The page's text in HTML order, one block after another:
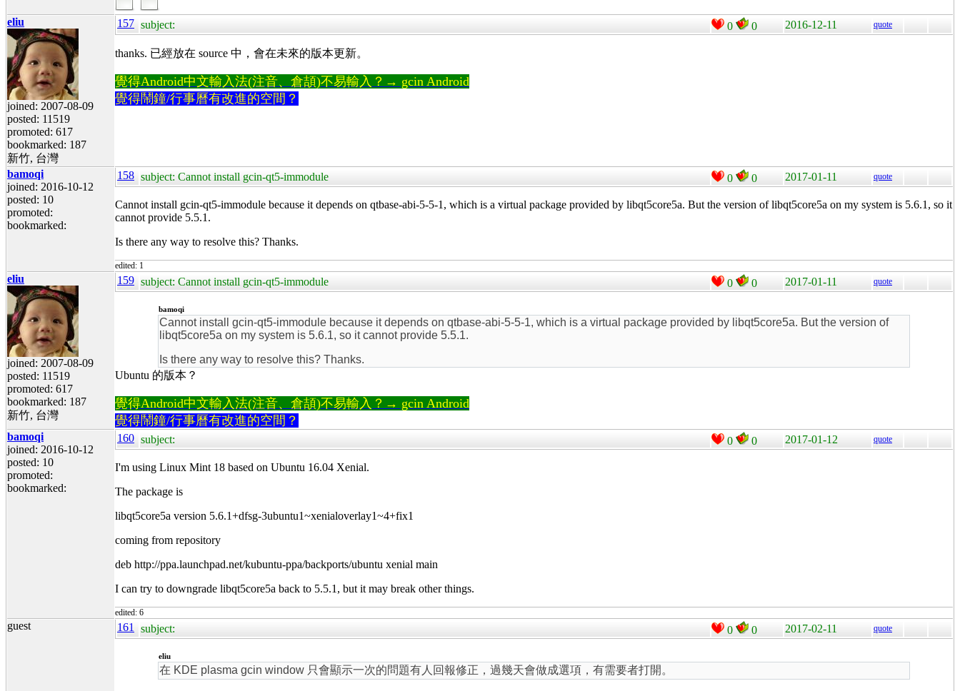
eliu
joined: 2007-08-09
posted: 11519
promoted: 617
bookmarked: 187
新竹, 台灣
157 subject: 0 0 2016-12-11 quote
thanks. 已經放在 source 中，會在未來的版本更新。
覺得Android中文輸入法(注音、倉頡)不易輸入？→ gcin Android
覺得鬧鐘/行事曆有改進的空間？
bamoqi
joined: 2016-10-12
posted: 10
promoted:
bookmarked:
158 subject: Cannot install gcin-qt5-immodule 0 0 2017-01-11 quote
Cannot install gcin-qt5-immodule because it depends on qtbase-abi-5-5-1, which is a virtual package provided by libqt5core5a. But the version of libqt5core5a on my system is 5.6.1, so it
cannot provide 5.5.1.
Is there any way to resolve this? Thanks.
edited: 1
eliu
joined: 2007-08-09
posted: 11519
promoted: 617
bookmarked: 187
新竹, 台灣
159 subject: Cannot install gcin-qt5-immodule 0 0 2017-01-11 quote
bamoqi
Cannot install gcin-qt5-immodule because it depends on qtbase-abi-5-5-1, which is a virtual package provided by libqt5core5a. But the version of
libqt5core5a on my system is 5.6.1, so it cannot provide 5.5.1.
Is there any way to resolve this? Thanks.
Ubuntu 的版本？
覺得Android中文輸入法(注音、倉頡)不易輸入？→ gcin Android
覺得鬧鐘/行事曆有改進的空間？
bamoqi
joined: 2016-10-12
posted: 10
promoted:
bookmarked:
160 subject: 0 0 2017-01-12 quote
I'm using Linux Mint 18 based on Ubuntu 16.04 Xenial.
The package is
libqt5core5a version 5.6.1+dfsg-3ubuntu1~xenialoverlay1~4+fix1
coming from repository
deb http://ppa.launchpad.net/kubuntu-ppa/backports/ubuntu xenial main
I can try to downgrade libqt5core5a back to 5.5.1, but it may break other things.
edited: 6
guest 161 subject: 0 0 2017-02-11 quote
eliu
在 KDE plasma gcin window 只會顯示一次的問題有人回報修正，過幾天會做成選項，有需要者打開。